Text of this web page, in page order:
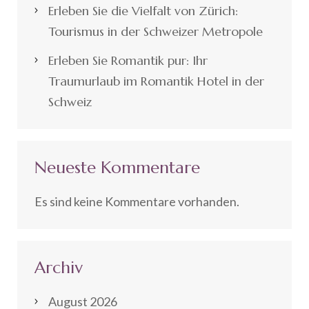
Erleben Sie die Vielfalt von Zürich:
Tourismus in der Schweizer Metropole
Erleben Sie Romantik pur: Ihr
Traumurlaub im Romantik Hotel in der
Schweiz
Neueste Kommentare
Es sind keine Kommentare vorhanden.
Archiv
August 2026